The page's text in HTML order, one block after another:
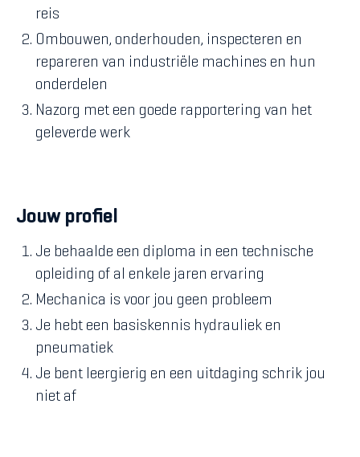
reis
Ombouwen, onderhouden, inspecteren en
repareren van industriële machines en hun
onderdelen
Nazorg met een goede rapportering van het
geleverde werk
Jouw profiel
Je behaalde een diploma in een technische
opleiding of al enkele jaren ervaring
Mechanica is voor jou geen probleem
Je hebt een basiskennis hydrauliek en
pneumatiek
Je bent leergierig en een uitdaging schrik jou
niet af